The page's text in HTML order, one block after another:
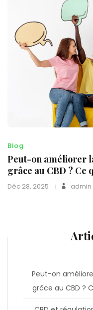
Blog
Peut-on améliorer
grâce au CBD ? Ce
Déc 28, 2025 admin
Peut-on
grâce au CBD ?